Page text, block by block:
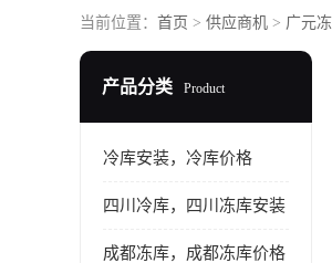
当前位置： 首页 > 供应商机 > 广元
产品分类 Product
冷库安装，冷库价格
四川冷库，四川冻库安装
成都冻库，成都冻库价格